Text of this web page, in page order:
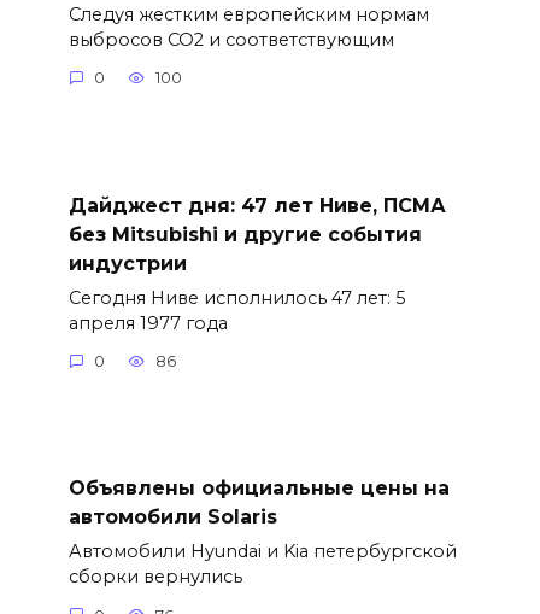
Следуя жестким европейским нормам
выбросов CO2 и соответствующим
0 100
Дайджест дня: 47 лет Ниве, ПСМА
без Mitsubishi и другие события
индустрии
Сегодня Ниве исполнилось 47 лет: 5
апреля 1977 года
0 86
Объявлены официальные цены на
автомобили Solaris
Автомобили Hyundai и Kia петербургской
сборки вернулись